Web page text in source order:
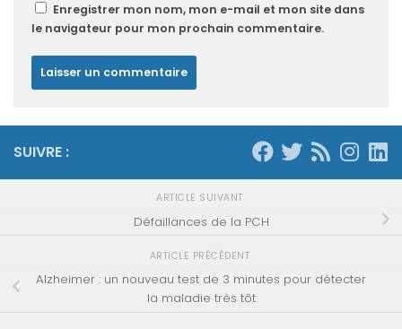
Enregistrer mon nom, mon e-mail et mon site dans
le navigateur pour mon prochain commentaire.
SUIVRE :
ARTICLE SUIVANT
Défaillances de la PCH
ARTICLE PRÉCÉDENT
Alzheimer : un nouveau test de 3 minutes pour détecter
la maladie très tôt